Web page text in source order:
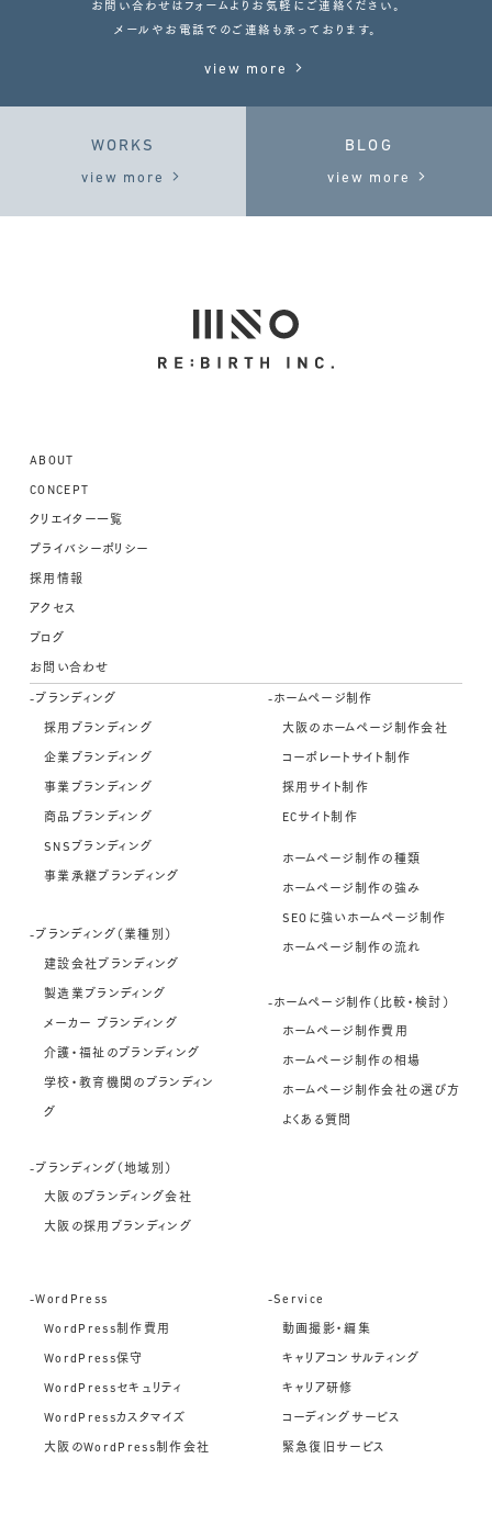
お問い合わせはフォームよりお気軽にご連絡ください。
メールやお電話でのご連絡も承っております。
view more
WORKS
view more
BLOG
view more
ABOUT
CONCEPT
クリエイター一覧
プライバシーポリシー
採用情報
アクセス
ブログ
お問い合わせ
-ブランディング
採用ブランディング
企業ブランディング
事業ブランディング
商品ブランディング
SNSブランディング
事業承継ブランディング
-ブランディング（業種別）
建設会社ブランディング
製造業ブランディング
メーカー ブランディング
介護・福祉のブランディング
学校・教育機関のブランディン
グ
-ブランディング（地域別）
大阪のブランディング会社
大阪の採用ブランディング
-ホームページ制作
大阪のホームページ制作会社
コーポレートサイト制作
採用サイト制作
ECサイト制作
ホームページ制作の種類
ホームページ制作の強み
SEOに強いホームページ制作
ホームページ制作の流れ
-ホームページ制作（比較・検討）
ホームページ制作費用
ホームページ制作の相場
ホームページ制作会社の選び方
よくある質問
-WordPress
WordPress制作費用
WordPress保守
WordPressセキュリティ
WordPressカスタマイズ
大阪のWordPress制作会社
-Service
動画撮影・編集
キャリアコンサルティング
キャリア研修
コーディングサービス
緊急復旧サービス